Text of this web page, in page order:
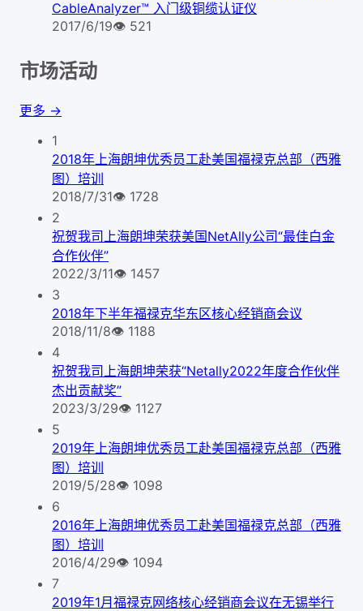
CableAnalyzer™ 入门级铜缆认证仪
2017/6/19👁 521
市场活动
更多 →
1
2018年上海朗坤优秀员工赴美国福禄克总部（西雅
图）培训
2018/7/31👁 1728
2
祝贺我司上海朗坤荣获美国NetAlly公司“最佳白金
合作伙伴”
2022/3/11👁 1457
3
2018年下半年福禄克华东区核心经销商会议
2018/11/8👁 1188
4
祝贺我司上海朗坤荣获“Netally2022年度合作伙伴
杰出贡献奖”
2023/3/29👁 1127
5
2019年上海朗坤优秀员工赴美国福禄克总部（西雅
图）培训
2019/5/28👁 1098
6
2016年上海朗坤优秀员工赴美国福禄克总部（西雅
图）培训
2016/4/29👁 1094
7
2019年1月福禄克网络核心经销商会议在无锡举行